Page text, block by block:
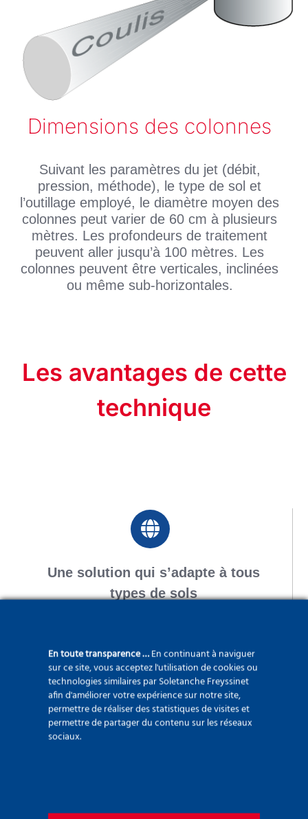
Dimensions des colonnes
Suivant les paramètres du jet (débit,
pression, méthode), le type de sol et
l’outillage employé, le diamètre moyen des
colonnes peut varier de 60 cm à plusieurs
mètres. Les profondeurs de traitement
peuvent aller jusqu’à 100 mètres. Les
colonnes peuvent être verticales, inclinées
ou même sub-horizontales.
Les avantages de cette
technique
Une solution qui s’adapte à tous
types de sols
La possibilité d’agir sur le diamètre
de la colonne en modifiant les
En toute transparence …En continuant à naviguer
sur ce site, vous acceptez l'utilisation de cookies ou
technologies similaires par Soletanche Freyssinet
afin d'améliorer votre expérience sur notre site,
permettre de réaliser des statistiques de visites et
permettre de partager du contenu sur les réseaux
sociaux.